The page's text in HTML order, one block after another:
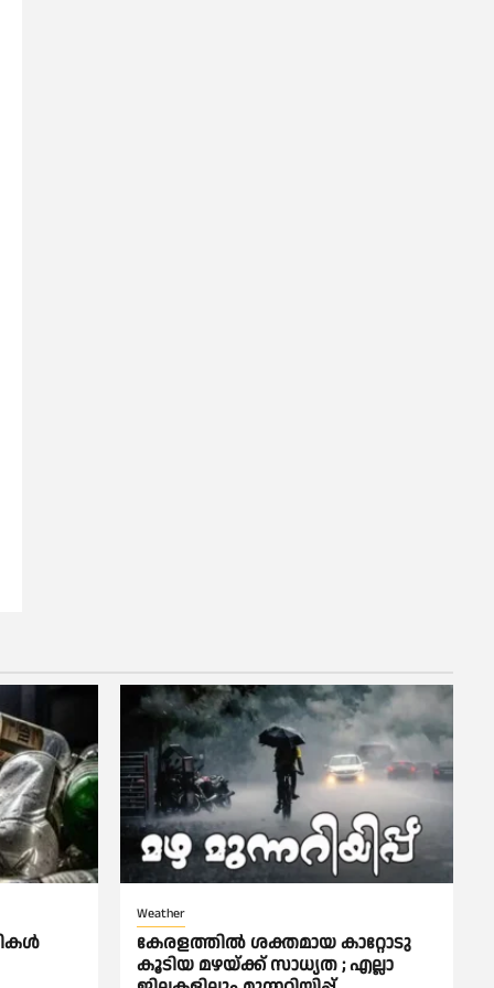
Weather
കേരളത്തിൽ ശക്തമായ കാറ്റോടു
കൂടിയ മഴയ്ക്ക് സാധ്യത ; എല്ലാ